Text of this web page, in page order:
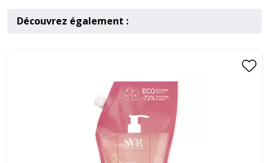
Découvrez également :